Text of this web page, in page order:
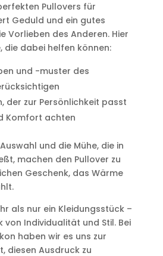
Pullovers für
Geduld und ein gutes
Vorlieben des Anderen. Hier
die dabei helfen können:
und -muster des
der zur Persönlichkeit passt
Komfort achten
und die Mühe, die in
machen den Pullover zu
Geschenk, das Wärme
als nur ein Kleidungsstück –
von Individualität und Stil. Bei
haben wir es uns zur
diesen Ausdruck zu